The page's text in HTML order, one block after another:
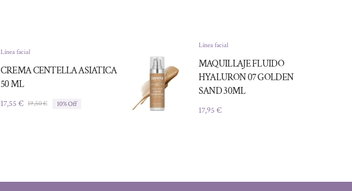
Línea facial
CREMA CENTELLA ASIATICA
50 ML
19,50€El
17,55 €
El
10% Off
Línea facial
MAQUILLAJE FLUIDO
HYALURON 07 GOLDEN
SAND 30ML
17,95 €